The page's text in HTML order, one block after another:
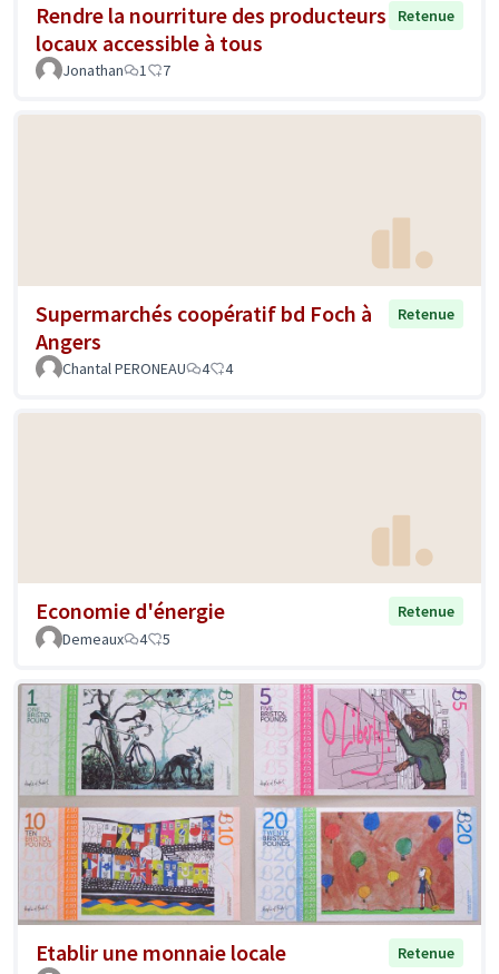
Rendre la nourriture des producteurs
locaux accessible à tous
Retenue
Jonathan 1 7
Supermarchés coopératif bd Foch à
Angers
Retenue
Chantal PERONEAU 4 4
Economie d'énergie
Retenue
Demeaux
4 5
Etablir une monnaie locale
Retenue